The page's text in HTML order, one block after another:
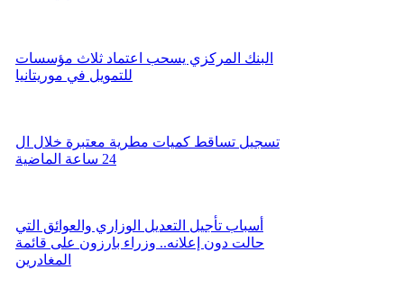
البنك المركزي يسحب اعتماد ثلاث مؤسسات
للتمويل في موريتانيا
تسجيل تساقط كميات مطرية معتبرة خلال ال
24 ساعة الماضية
أسباب تأجيل التعديل الوزاري والعوائق التي
حالت دون إعلانه.. وزراء بارزون على قائمة
المغادرين